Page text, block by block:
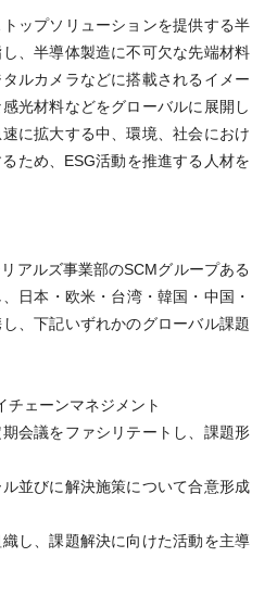
ップソリューションを提供する半
、半導体製造に不可欠な先端材料
ルカメラなどに搭載されるイメー
光材料などをグローバルに展開し
に拡大する中、環境、社会におけ
ため、ESG活動を推進する人材を
アルズ事業部のSCMグループある
日本・欧米・台湾・韓国・中国・
、下記いずれかのグローバル課題
チェーンマネジメント
会議をファシリテートし、課題形
並びに解決施策について合意形成
し、課題解決に向けた活動を主導